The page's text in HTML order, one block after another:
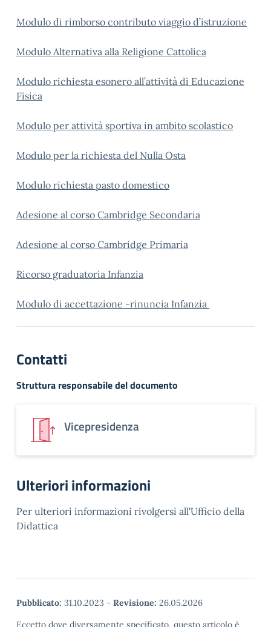
Modulo di rimborso contributo viaggio d’istruzione
Modulo Alternativa alla Religione Cattolica
Modulo richiesta esonero all’attività di Educazione
Fisica
Modulo per attività sportiva in ambito scolastico
Modulo per la richiesta del Nulla Osta
Modulo richiesta pasto domestico
Adesione al corso Cambridge Secondaria
Adesione al corso Cambridge Primaria
Ricorso graduatoria Infanzia
Modulo di accettazione -rinuncia Infanzia
Contatti
Struttura responsabile del documento
Vicepresidenza
Ulteriori informazioni
Per ulteriori informazioni rivolgersi all'Ufficio della
Didattica
Pubblicato: 31.10.2023 - Revisione: 26.05.2026
Eccetto dove diversamente specificato, questo articolo è